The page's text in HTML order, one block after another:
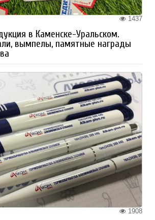
1437
в Каменске-Уральском.
вымпелы, памятные награды
1908